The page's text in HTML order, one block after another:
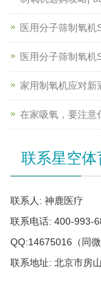
医用分子筛制氧
医用分子筛制氧机
家用制氧机应对新
在家吸氧，要注意
联系星空
联系人: 神鹿医疗
联系电话: 400-993-
QQ:14675016（同微
联系地址: 北京市房